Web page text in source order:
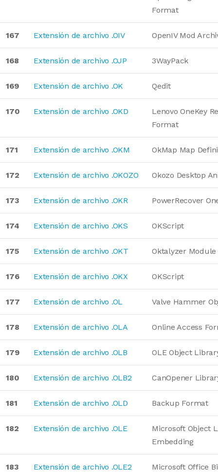
Format
167 Extensión de archivo .OIV OpenIV Mod
168 Extensión de archivo .OJP 3WayPack
169 Extensión de archivo .OK Qedit
170 Extensión de archivo .OKD
Lenovo OneKey
Format
171 Extensión de archivo .OKM OkMap Map
172 Extensión de archivo .OKOZO Okozo Desktop
173 Extensión de archivo .OKR PowerRecover
174 Extensión de archivo .OKS OKScript
175 Extensión de archivo .OKT Oktalyzer Module
176 Extensión de archivo .OKX OKScript
177 Extensión de archivo .OL Valve Hammer
178 Extensión de archivo .OLA Online Access
179 Extensión de archivo .OLB OLE Object
180 Extensión de archivo .OLB2 CanOpener
181 Extensión de archivo .OLD Backup Format
182 Extensión de archivo .OLE
Microsoft Object
Embedding
183 Extensión de archivo .OLE2
Microsoft Office